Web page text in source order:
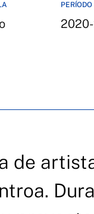
PERÍODO
de